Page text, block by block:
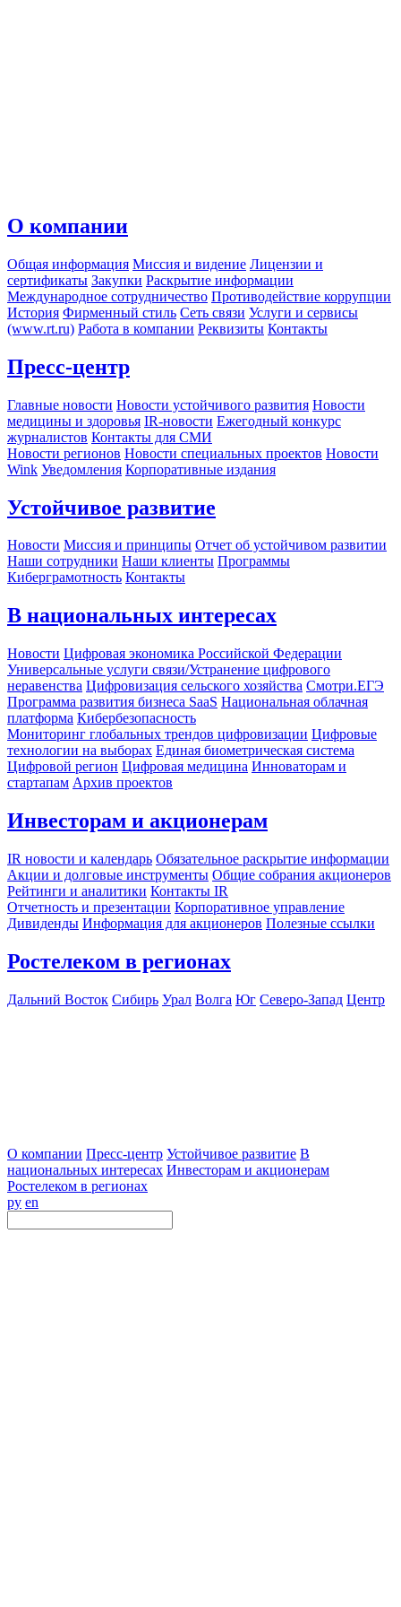
О компании
Общая информация Миссия и видение Лицензии и
сертификаты Закупки Раскрытие информации
Международное сотрудничество Противодействие коррупции
История Фирменный стиль Сеть связи Услуги и сервисы
(www.rt.ru) Работа в компании Реквизиты Контакты
Пресс-центр
Главные новости Новости устойчивого развития Новости
медицины и здоровья IR-новости Ежегодный конкурс
журналистов Контакты для СМИ
Новости регионов Новости специальных проектов Новости
Wink Уведомления Корпоративные издания
Устойчивое развитие
Новости Миссия и принципы Отчет об устойчивом развитии
Наши сотрудники Наши клиенты Программы
Киберграмотность Контакты
В национальных интересах
Новости Цифровая экономика Российской Федерации
Универсальные услуги связи/Устранение цифрового
неравенства Цифровизация сельского хозяйства Смотри.ЕГЭ
Программа развития бизнеса SaaS Национальная облачная
платформа Кибербезопасность
Мониторинг глобальных трендов цифровизации Цифровые
технологии на выборах Единая биометрическая система
Цифровой регион Цифровая медицина Инноваторам и
стартапам Архив проектов
Инвесторам и акционерам
IR новости и календарь Обязательное раскрытие информации
Акции и долговые инструменты Общие собрания акционеров
Рейтинги и аналитики Контакты IR
Отчетность и презентации Корпоративное управление
Дивиденды Информация для акционеров Полезные ссылки
Ростелеком в регионах
Дальний Восток Сибирь Урал Волга Юг Северо-Запад Центр
О компании Пресс-центр Устойчивое развитие В
национальных интересах Инвесторам и акционерам
Ростелеком в регионах
ру en